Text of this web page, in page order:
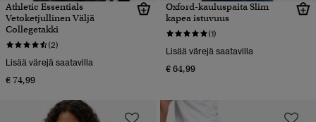
Athletic Essentials
Vetoketjullinen Väljä
Collegetakki
(2)
Lisää värejä saatavilla
€ 74,99
Oxford-kauluspaita Slim
kapea istuvuus
(1)
Lisää värejä saatavilla
€ 64,99